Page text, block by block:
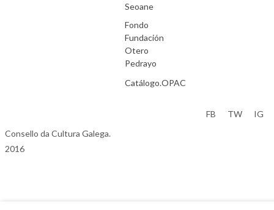
Seoane
Fondo
Fundación
Otero
Pedrayo
Catálogo.OPAC
Consello da Cultura Galega.
2016
FB TW IG